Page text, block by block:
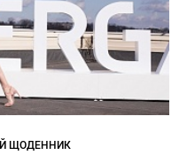
ЩОДЕННИК